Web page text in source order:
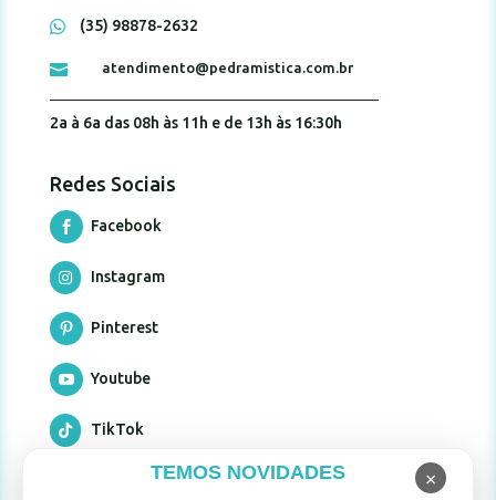
 (35) 98878-2632
 atendimento@pedramistica.com.br
2a à 6a das 08h às 11h e de 13h às 16:30h
Redes Sociais
 Facebook
 Instagram
 Pinterest
 Youtube
 TikTok
TEMOS NOVIDADES ×